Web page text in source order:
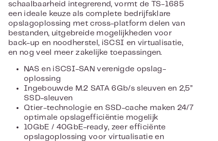
schaalbaarheid integrerend, vormt de TS-1685
een ideale keuze als complete bedrijfsklare
opslagoplossing met cross-platform delen van
bestanden, uitgebreide mogelijkheden voor
back-up en noodherstel, iSCSI en virtualisatie,
en nog veel meer zakelijke toepassingen.
NAS en iSCSI-SAN verenigde opslag-
oplossing
Ingebouwde M.2 SATA 6Gb/s sleuven en 2,5”
SSD-sleuven
Qtier-technologie en SSD-cache maken 24/7
optimale opslagefficiëntie mogelijk
10GbE / 40GbE-ready, zeer efficiënte
opslagoplossing voor virtualisatie en